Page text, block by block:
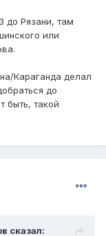
до Рязани, там
или
Караганда делал
до
быть, такой
сказал: